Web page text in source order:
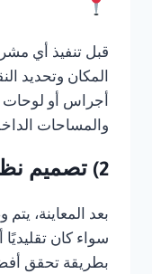
قبل تنفيذ أي
المكان وتحديد
أجراس أو لوحات
والمساحات
2) تصميم نظام الإنذار المناسب
بعد المعاينة،
سواء كان تقليديًا
بطريقة تحقق